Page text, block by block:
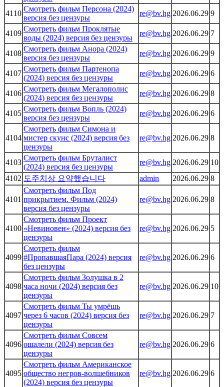
4110
Смотреть фильм Персона (2024)
версия без цензуры
re@bv.hg 2026.06.29 9
4109
Смотреть фильм Проклятые
воды (2024) версия без цензуры
re@bv.hg 2026.06.29 7
4108
Смотреть фильм Анора (2024)
версия без цензуры
re@bv.hg 2026.06.29 9
4107
Смотреть фильм Партенопа
(2024) версия без цензуры
re@bv.hg 2026.06.29 6
4106
Смотреть фильм Мегалополис
(2024) версия без цензуры
re@bv.hg 2026.06.29 8
4105
Смотреть фильм Вопль (2024)
версия без цензуры
re@bv.hg 2026.06.29 6
4104
Смотреть фильм Симона и
мистер скунс (2024) версия без
цензуры
re@bv.hg 2026.06.29 8
4103
Смотреть фильм Бруталист
(2024) версия без цензуры
re@bv.hg 2026.06.29 10
4102 도주치상 요약했습니다 admin 2026.06.29 8
4101
Смотреть фильм Под
прикрытием. Фильм (2024)
версия без цензуры
re@bv.hg 2026.06.29 8
4100
Смотреть фильм Проект
«Невиновен» (2024) версия без
цензуры
re@bv.hg 2026.06.29 5
4099
Смотреть фильм
#ПропавшаяПара (2024) версия
без цензуры
re@bv.hg 2026.06.29 6
4098
Смотреть фильм Золушка в 2
часа ночи (2024) версия без
цензуры
re@bv.hg 2026.06.29 10
4097
Смотреть фильм Ты умрёшь
через 6 часов (2024) версия без
цензуры
re@bv.hg 2026.06.29 7
4096
Смотреть фильм Совсем
ошалели (2024) версия без
цензуры
re@bv.hg 2026.06.29 6
4095
Смотреть фильм Американское
общество негров-волшебников
(2024) версия без цензуры
re@bv.hg 2026.06.29 6